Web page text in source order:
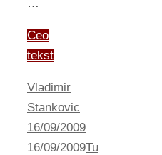
…
Ceo
tekst
Vladimir
Stankovic
16/09/2009
16/09/2009Tu